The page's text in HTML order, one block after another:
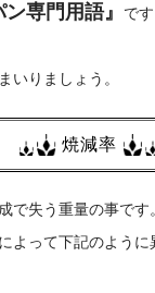
ン専門用語』 です
いりましょう。
焼減率
で失う重量の事です
よって下記のように